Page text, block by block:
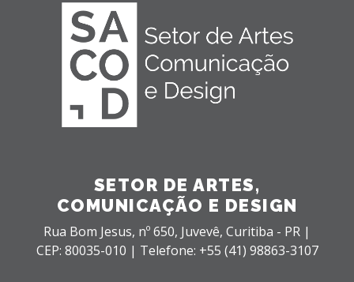
SETOR DE ARTES,
COMUNICAÇÃO E DESIGN
Rua Bom Jesus, nº 650, Juvevê, Curitiba - PR |
CEP: 80035-010 | Telefone: +55 (41) 98863-3107